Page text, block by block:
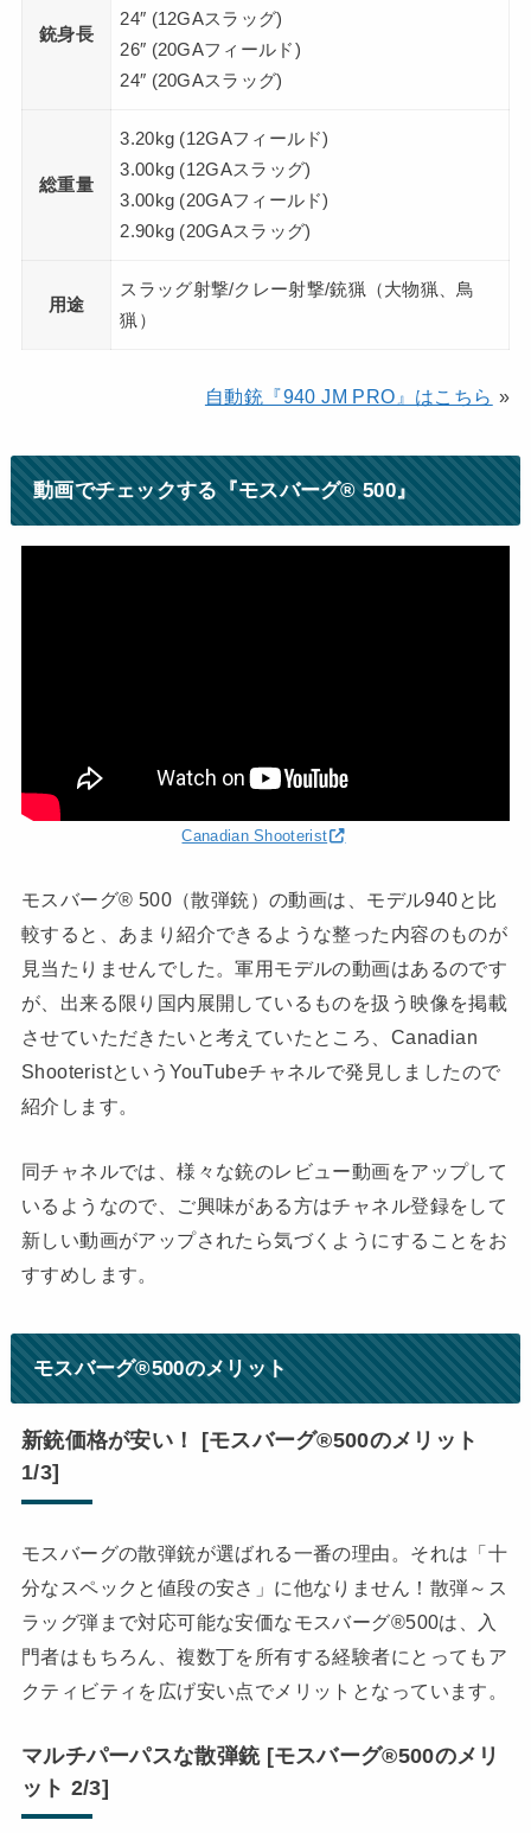
銃身長
24″ (12GAスラッグ)
26″ (20GAフィールド)
24″ (20GAスラッグ)
総重量
3.20kg (12GAフィールド)
3.00kg (12GAスラッグ)
3.00kg (20GAフィールド)
2.90kg (20GAスラッグ)
用途
スラッグ射撃/クレー射撃/銃猟（大物猟、鳥
猟）
自動銃『940 JM PRO』はこちら »
動画でチェックする『モスバーグ® 500』
Canadian Shooterist
モスバーグ® 500（散弾銃）の動画は、モデル940と比
較すると、あまり紹介できるような整った内容のものが
見当たりませんでした。軍用モデルの動画はあるのです
が、出来る限り国内展開しているものを扱う映像を掲載
させていただきたいと考えていたところ、Canadian
ShooteristというYouTubeチャネルで発見しましたので
紹介します。
同チャネルでは、様々な銃のレビュー動画をアップして
いるようなので、ご興味がある方はチャネル登録をして
新しい動画がアップされたら気づくようにすることをお
すすめします。
モスバーグ®500のメリット
新銃価格が安い！ [モスバーグ®500のメリット
1/3]
モスバーグの散弾銃が選ばれる一番の理由。それは「十
分なスペックと値段の安さ」に他なりません！散弾～ス
ラッグ弾まで対応可能な安価なモスバーグ®500は、入
門者はもちろん、複数丁を所有する経験者にとってもア
クティビティを広げ安い点でメリットとなっています。
マルチパーパスな散弾銃 [モスバーグ®500のメリ
ット 2/3]